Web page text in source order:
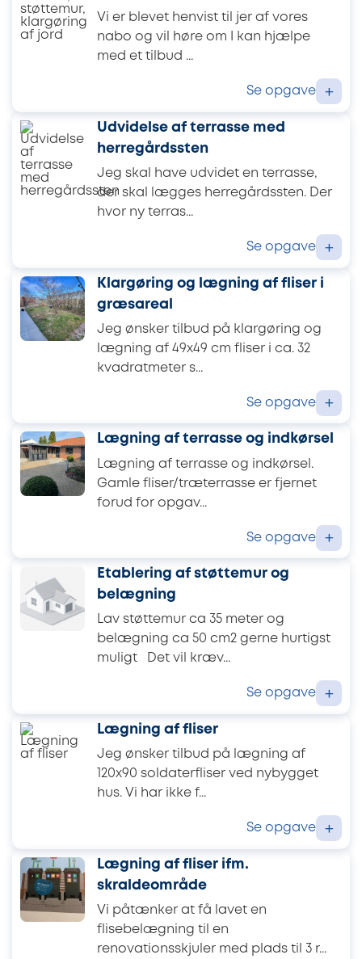
Vi er blevet henvist til jer af vores
nabo og vil høre om I kan hjælpe
med et tilbud ...
Se opgave +
Udvidelse af terrasse med
herregårdssten
Jeg skal have udvidet en terrasse,
der skal lægges herregårdssten. Der
hvor ny terras...
Se opgave +
Klargøring og lægning af fliser i
græsareal
Jeg ønsker tilbud på klargøring og
lægning af 49x49 cm fliser i ca. 32
kvadratmeter s...
Se opgave +
Lægning af terrasse og indkørsel
Lægning af terrasse og indkørsel.
Gamle fliser/træterrasse er fjernet
forud for opgav...
Se opgave +
Etablering af støttemur og
belægning
Lav støttemur ca 35 meter og
belægning ca 50 cm2 gerne hurtigst
muligt Det vil kræv...
Se opgave +
Lægning af fliser
Jeg ønsker tilbud på lægning af
120x90 soldaterfliser ved nybygget
hus. Vi har ikke f...
Se opgave +
Lægning af fliser ifm.
skraldeområde
Vi påtænker at få lavet en
flisebelægning til en
renovationsskjuler med plads til 3 r...